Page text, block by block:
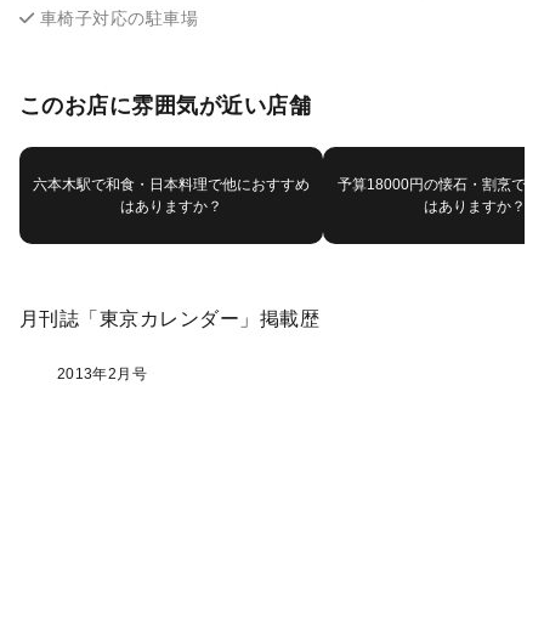
車椅子対応の駐車場
このお店に雰囲気が近い店舗
六本木駅で和食・日本料理で他におすすめ
はありますか？
予算18000円の懐石・割烹で他
はありますか？
月刊誌「東京カレンダー」掲載歴
2013年2月号